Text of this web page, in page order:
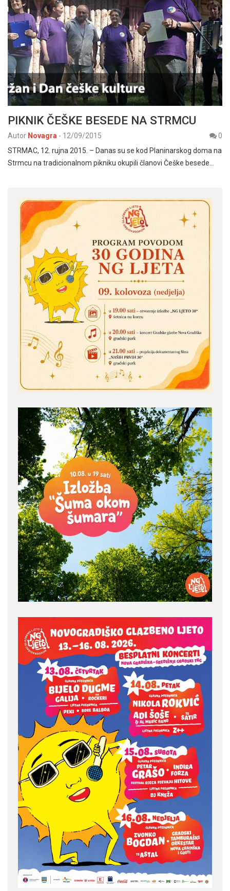
PIKNIK ČEŠKE BESEDE NA STRMCU
Autor Novagra - 12/09/2015
0
STRMAC, 12. rujna 2015. – Danas su se kod Planinarskog doma na
Strmcu na tradicionalnom pikniku okupili članovi Češke besede…